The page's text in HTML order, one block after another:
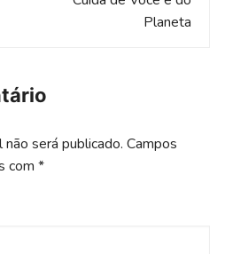
Planeta
será publicado. Campos
com*